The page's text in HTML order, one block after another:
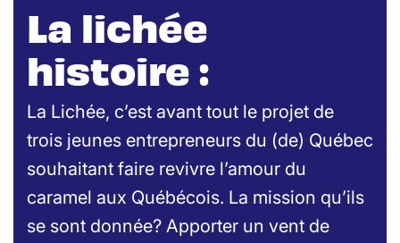
La lichée
histoire :
La Lichée, c’est avant tout le projet de
trois jeunes entrepreneurs du (de) Québec
souhaitant faire revivre l’amour du
caramel aux Québécois. La mission qu’ils
se sont donnée? Apporter un vent de